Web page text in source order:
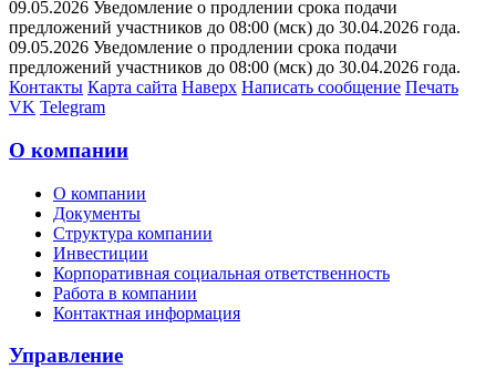
09.05.2026 Уведомление о продлении срока подачи
предложений участников до 08:00 (мск) до 30.04.2026 года.
09.05.2026 Уведомление о продлении срока подачи
предложений участников до 08:00 (мск) до 30.04.2026 года.
Контакты Карта сайта Наверх Написать сообщение Печать
VK Telegram
О компании
О компании
Документы
Структура компании
Инвестиции
Корпоративная социальная ответственность
Работа в компании
Контактная информация
Управление